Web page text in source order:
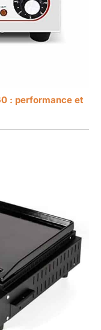
: performance et